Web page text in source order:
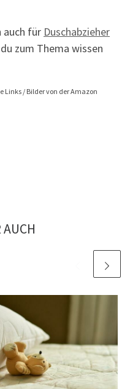
auch für Duschabzieher
zum Thema wissen
Links / Bilder von der Amazon